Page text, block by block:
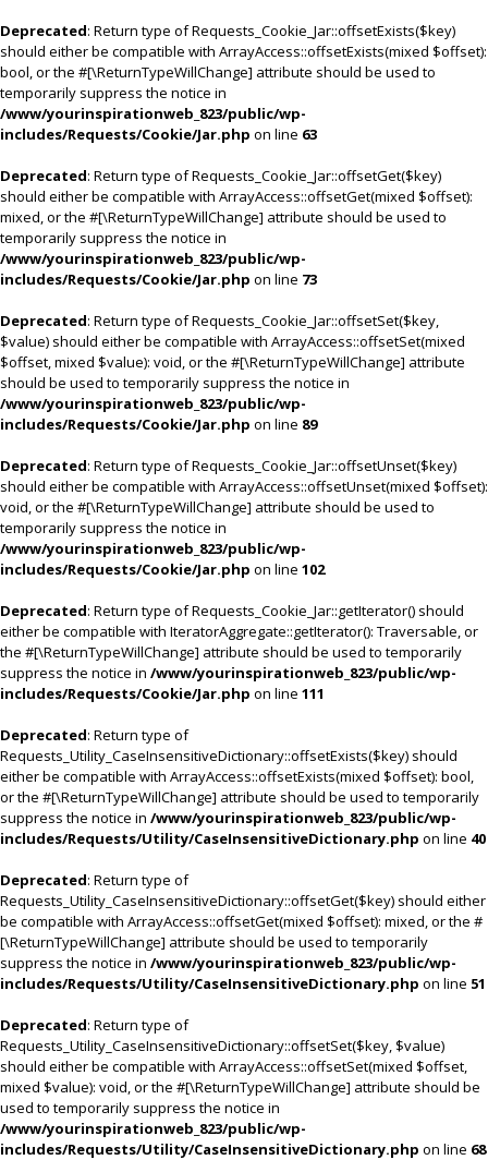
Deprecated: Return type of Requests_Cookie_Jar::offsetExists($key)
should either be compatible with ArrayAccess::offsetExists(mixed $offset):
bool, or the #[\ReturnTypeWillChange] attribute should be used to
temporarily suppress the notice in
/www/yourinspirationweb_823/public/wp-
includes/Requests/Cookie/Jar.php on line 63
Deprecated: Return type of Requests_Cookie_Jar::offsetGet($key)
should either be compatible with ArrayAccess::offsetGet(mixed $offset):
mixed, or the #[\ReturnTypeWillChange] attribute should be used to
temporarily suppress the notice in
/www/yourinspirationweb_823/public/wp-
includes/Requests/Cookie/Jar.php on line 73
Deprecated: Return type of Requests_Cookie_Jar::offsetSet($key,
$value) should either be compatible with ArrayAccess::offsetSet(mixed
$offset, mixed $value): void, or the #[\ReturnTypeWillChange] attribute
should be used to temporarily suppress the notice in
/www/yourinspirationweb_823/public/wp-
includes/Requests/Cookie/Jar.php on line 89
Deprecated: Return type of Requests_Cookie_Jar::offsetUnset($key)
should either be compatible with ArrayAccess::offsetUnset(mixed $offset):
void, or the #[\ReturnTypeWillChange] attribute should be used to
temporarily suppress the notice in
/www/yourinspirationweb_823/public/wp-
includes/Requests/Cookie/Jar.php on line 102
Deprecated: Return type of Requests_Cookie_Jar::getIterator() should
either be compatible with IteratorAggregate::getIterator(): Traversable, or
the #[\ReturnTypeWillChange] attribute should be used to temporarily
suppress the notice in /www/yourinspirationweb_823/public/wp-
includes/Requests/Cookie/Jar.php on line 111
Deprecated: Return type of
Requests_Utility_CaseInsensitiveDictionary::offsetExists($key) should
either be compatible with ArrayAccess::offsetExists(mixed $offset): bool,
or the #[\ReturnTypeWillChange] attribute should be used to temporarily
suppress the notice in /www/yourinspirationweb_823/public/wp-
includes/Requests/Utility/CaseInsensitiveDictionary.php on line 40
Deprecated: Return type of
Requests_Utility_CaseInsensitiveDictionary::offsetGet($key) should either
be compatible with ArrayAccess::offsetGet(mixed $offset): mixed, or the #
[\ReturnTypeWillChange] attribute should be used to temporarily
suppress the notice in /www/yourinspirationweb_823/public/wp-
includes/Requests/Utility/CaseInsensitiveDictionary.php on line 51
Deprecated: Return type of
Requests_Utility_CaseInsensitiveDictionary::offsetSet($key, $value)
should either be compatible with ArrayAccess::offsetSet(mixed $offset,
mixed $value): void, or the #[\ReturnTypeWillChange] attribute should be
used to temporarily suppress the notice in
/www/yourinspirationweb_823/public/wp-
includes/Requests/Utility/CaseInsensitiveDictionary.php on line 68